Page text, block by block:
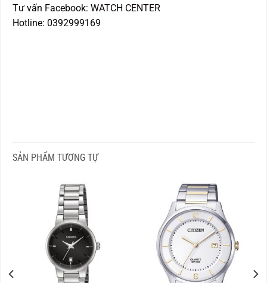
Tư vấn Facebook: WATCH CENTER
Hotline: 0392999169
SẢN PHẨM TƯƠNG TỰ